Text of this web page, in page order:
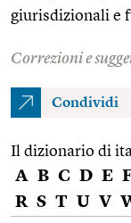
giurisdizionali e
Correzioni e
Condividi
Il dizionario di
A B C D E
R S T U V